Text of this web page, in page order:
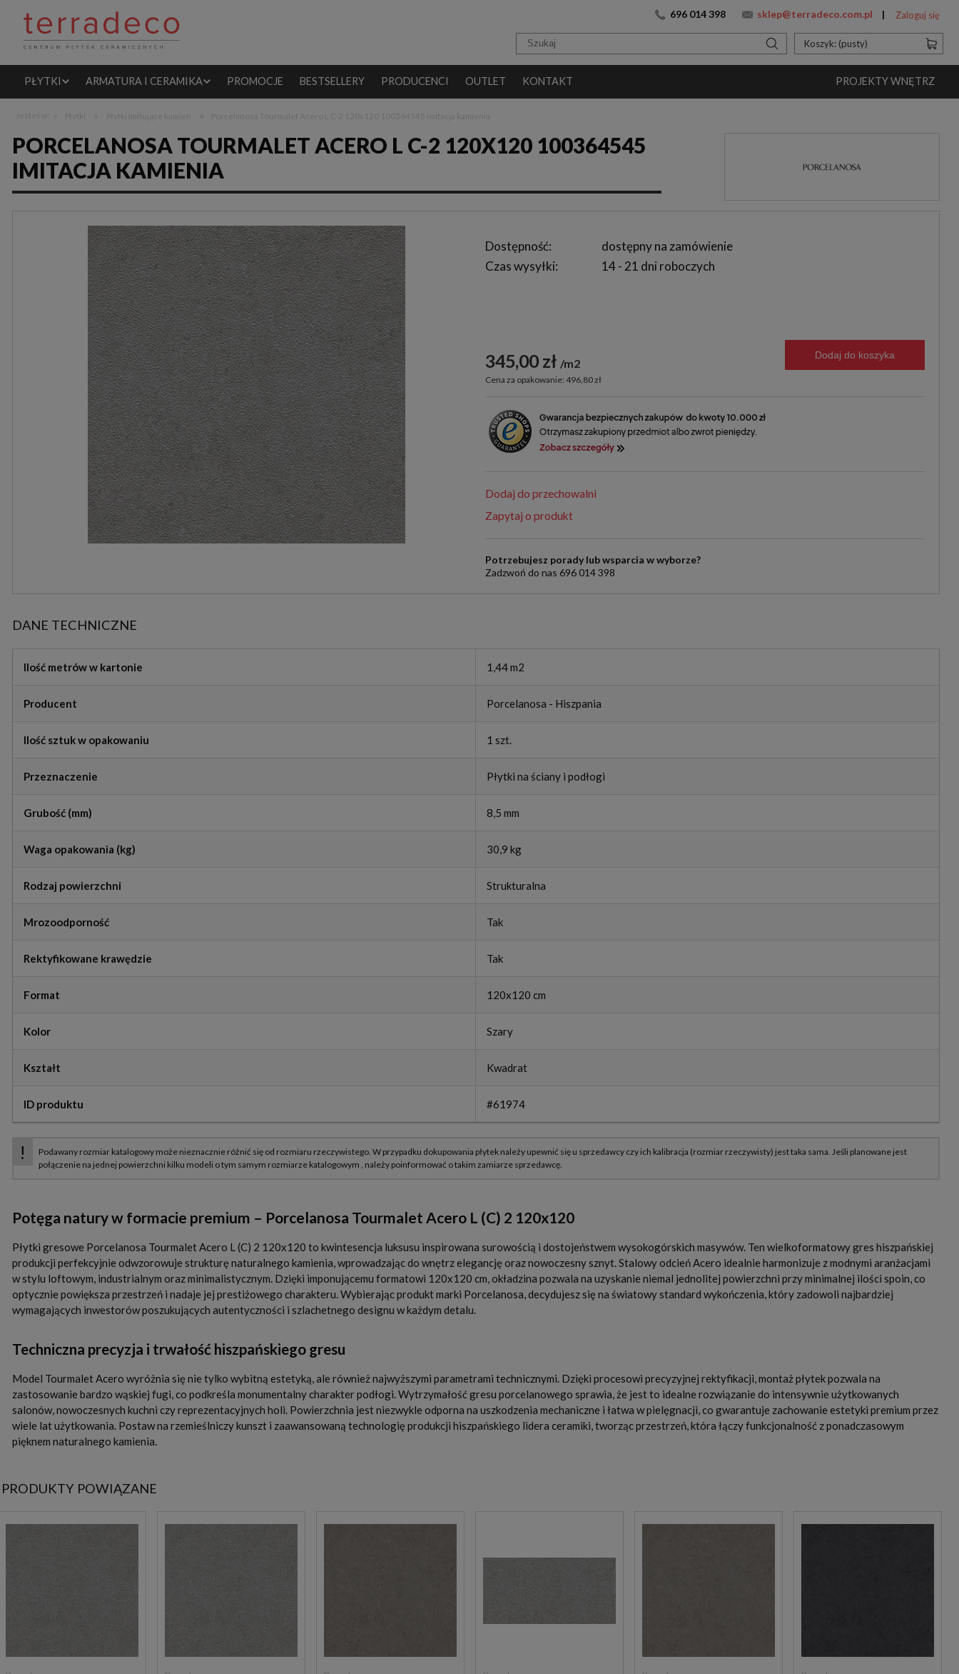
696 014 398 sklep@terradeco.com.pl Zaloguj się
Koszyk: (pusty)
PŁYTKI ARMATURA I CERAMIKA PROMOCJE BESTSELLERY PRODUCENCI OUTLET KONTAKT PROJEKTY WNĘTRZ
PORCELANOSA TOURMALET ACERO L C-2 120X120 100364545
IMITACJA KAMIENIA
Dostępność:
dostępny na zamówienie
Czas wysyłki:
14 - 21 dni roboczych
345,00 zł m2
Cena za opakowanie: 496,80 zł
Dodaj do koszyka
Dodaj do przechowalni
Zapytaj o produkt
Potrzebujesz porady lub wsparcia w wyborze?
Zadzwoń do nas 696 014 398
DANE TECHNICZNE
Ilość metrów w kartonie 1,44 m2
Producent Porcelanosa - Hiszpania
Ilość sztuk w opakowaniu 1 szt.
Przeznaczenie Płytki na ściany i podłogi
Grubość (mm) 8,5 mm
Waga opakowania (kg) 30,9 kg
Rodzaj powierzchni Strukturalna
Mrozoodporność Tak
Rektyfikowane krawędzie Tak
Format 120x120 cm
Kolor Szary
Kształt Kwadrat
ID produktu #61974
Potęga natury w formacie premium – Porcelanosa Tourmalet Acero L (C) 2 120x120
Płytki gresowe Porcelanosa Tourmalet Acero L (C) 2 120x120 to kwintesencja luksusu inspirowana surowością i dostojeństwem wysokogórskich masywów. Ten wielkoformatowy gres hiszpańskiej
produkcji perfekcyjnie odwzorowuje strukturę naturalnego kamienia, wprowadzając do wnętrz elegancję oraz nowoczesny sznyt. Stalowy odcień Acero idealnie harmonizuje z modnymi aranżacjami
w stylu loftowym, industrialnym oraz minimalistycznym. Dzięki imponującemu formatowi 120x120 cm, okładzina pozwala na uzyskanie niemal jednolitej powierzchni przy minimalnej ilości spoin, co
optycznie powiększa przestrzeń i nadaje jej prestiżowego charakteru. Wybierając produkt marki Porcelanosa, decydujesz się na światowy standard wykończenia, który zadowoli najbardziej
wymagających inwestorów poszukujących autentyczności i szlachetnego designu w każdym detalu.
Techniczna precyzja i trwałość hiszpańskiego gresu
Model Tourmalet Acero wyróżnia się nie tylko wybitną estetyką, ale również najwyższymi parametrami technicznymi. Dzięki procesowi precyzyjnej rektyfikacji, montaż płytek pozwala na
zastosowanie bardzo wąskiej fugi, co podkreśla monumentalny charakter podłogi. Wytrzymałość gresu porcelanowego sprawia, że jest to idealne rozwiązanie do intensywnie użytkowanych
salonów, nowoczesnych kuchni czy reprezentacyjnych holi. Powierzchnia jest niezwykle odporna na uszkodzenia mechaniczne i łatwa w pielęgnacji, co gwarantuje zachowanie estetyki premium przez
wiele lat użytkowania. Postaw na rzemieślniczy kunszt i zaawansowaną technologię produkcji hiszpańskiego lidera ceramiki, tworząc przestrzeń, która łączy funkcjonalność z ponadczasowym
pięknem naturalnego kamienia.
PRODUKTY POWIĄZANE